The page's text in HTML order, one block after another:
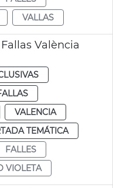
VALLAS
València
VALENCIA
TEMÁTICA
FALLES
VIOLETA